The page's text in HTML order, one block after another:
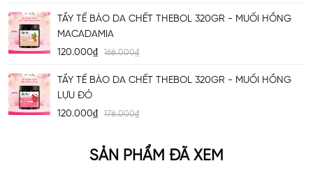
ü
Cân bằng và phục hồi da sau tổn thương từ môi trường nhờ thành phần
chống oxy hóa và làm dịu da.
Phù hợp với da nhạy cảm hoặc da có mẩn đỏ
TẨY TẾ BÀO DA CHẾT THEBOL 320GR - MUỐI HỒNG
MACADAMIA
120.000₫
168.000₫
TẨY TẾ BÀO DA CHẾT THEBOL 320GR - MUỐI HỒNG
LỰU ĐỎ
120.000₫
178.000₫
SẢN PHẨM ĐÃ XEM